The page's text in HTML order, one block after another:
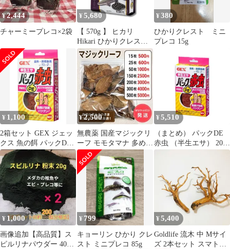
¥2,444
チャーミープレコ×2袋
¥ 5,680
【 570g 】 ヒカリ
Hikari ひかりクレスト
ビッグキャット 大型底
棲肉食魚用 餌 沈下性
高栄養ペレット 国産
KAJKKH-STORE オリ
ジナルロゴ商品
¥380
ひかりクレスト ミニ
プレコ 15g
¥ 1,100
2箱セット GEX ジェッ
クス 魚の餌 パックDE
赤虫 (半生エサ) 20g×2
個セット 生の栄養素の
５倍 浮遊性 マニア向け
¥2,500
無農薬 国産マジックリ
ーフ モモタマナ 多め発
送 水質改善 150 枚
¥ 5,510
（まとめ） パックDE
赤虫 （半生エサ） 20g
（ペット用品） 〔×10
¥ 1,000
画像追加【高品質】ス
ピルリナパウダー 40g
¥ 799
キョーリン ひかり クレ
スト ミニプレコ 85g
¥5,400
Goldlife 流木 中 Mサイ
ズ 2本セット スマトラ